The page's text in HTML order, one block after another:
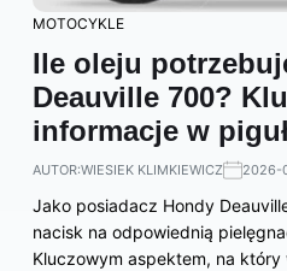
MOTOCYKLE
Ile oleju
Deauville 700?
informacje w
AUTOR:WIESIEK KLIMKIEWICZ 2026-
Jako posiadacz Hondy
nacisk na odpowiednią
Kluczowym aspektem, na